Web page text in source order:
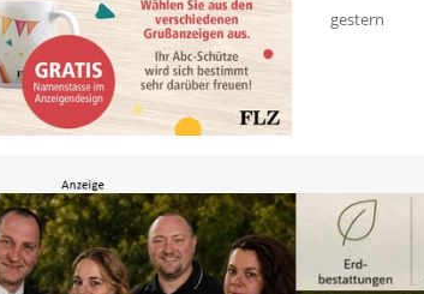
gestern